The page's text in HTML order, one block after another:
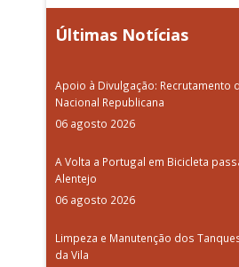
Últimas Notícias
Apoio à Divulgação: Recrutamento
Nacional Republicana
06 agosto 2026
A Volta a Portugal em Bicicleta
Alentejo
06 agosto 2026
Limpeza e Manutenção dos
da Vila